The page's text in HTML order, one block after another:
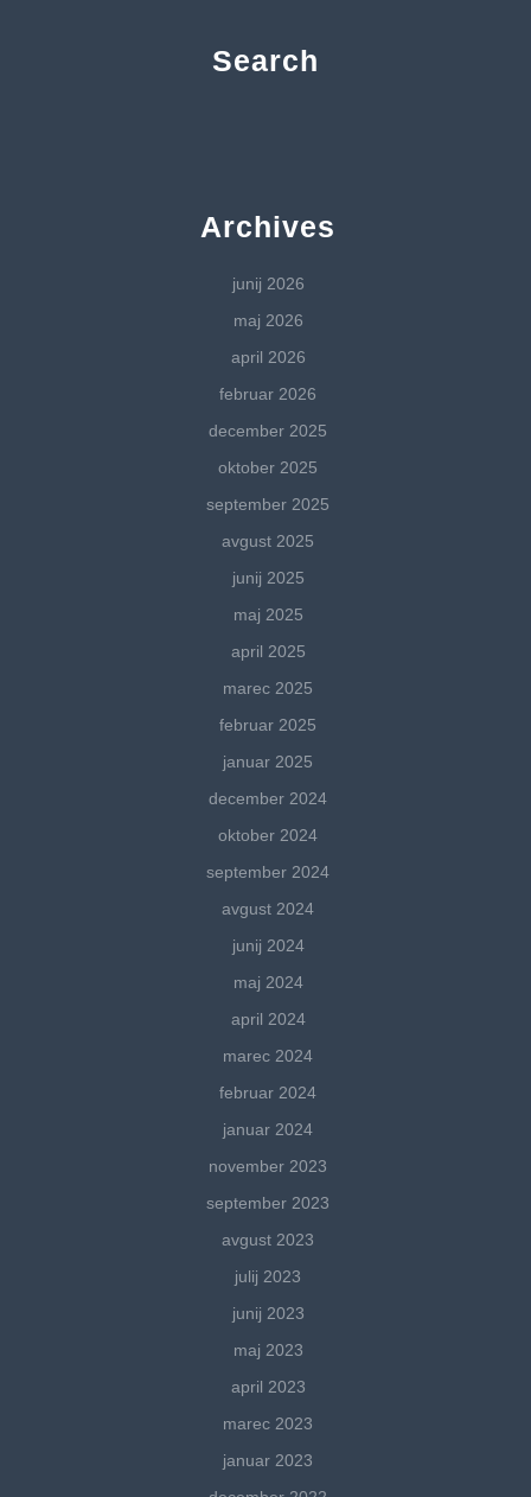
Search
Archives
junij 2026
maj 2026
april 2026
februar 2026
december 2025
oktober 2025
september 2025
avgust 2025
junij 2025
maj 2025
april 2025
marec 2025
februar 2025
januar 2025
december 2024
oktober 2024
september 2024
avgust 2024
junij 2024
maj 2024
april 2024
marec 2024
februar 2024
januar 2024
november 2023
september 2023
avgust 2023
julij 2023
junij 2023
maj 2023
april 2023
marec 2023
januar 2023